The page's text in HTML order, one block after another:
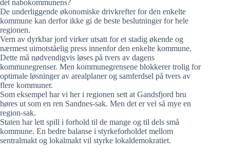
det nabokommunens?
De underliggende økonomiske drivkrefter for den enkelte
kommune kan derfor ikke gi de beste beslutninger for hele
regionen.
Vern av dyrkbar jord virker utsatt for et stadig økende og
nærmest uimotståelig press innenfor den enkelte kommune.
Dette må nødvendigvis løses på tvers av dagens
kommunegrenser. Men kommunegrensene blokkerer trolig for
optimale løsninger av arealplaner og samferdsel på tvers av
flere kommuner.
Som eksempel har vi her i regionen sett at Gandsfjord bru
høres ut som en ren Sandnes-sak. Men det er vel så mye en
region-sak.
Staten har lett spill i forhold til de mange og til dels små
kommune. En bedre balanse i styrkeforholdet mellom
sentralmakt og lokalmakt vil styrke lokaldemokratiet.